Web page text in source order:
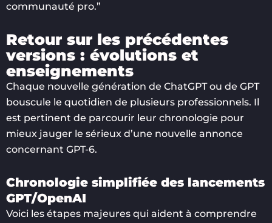
communauté pro.”
Retour sur les précédentes
versions : évolutions et
enseignements
Chaque nouvelle génération de ChatGPT ou de GPT
bouscule le quotidien de plusieurs professionnels. Il
est pertinent de parcourir leur chronologie pour
mieux jauger le sérieux d’une nouvelle annonce
concernant GPT-6.
Chronologie simplifiée des lancements
GPT/OpenAI
Voici les étapes majeures qui aident à comprendre